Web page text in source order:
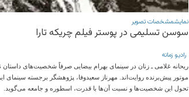
نمایشمشخصات تصویر
سوسن تسلیمی در پوستر فیلم چریکه تارا
رادیو زمانه
ریحانه غلامی ـ‌ زنان در سینمای بهرام بیضایی صرفاً شخصیت‌های
موتور پیش‌برنده روایت‌اند. مهرناز سعیدوفا، پژوهشگر برجسته سینمای
تحول این شخصیت‌ها و نسبت آن‌ها با قدرت، اسطوره و جامعه می‌گوید.